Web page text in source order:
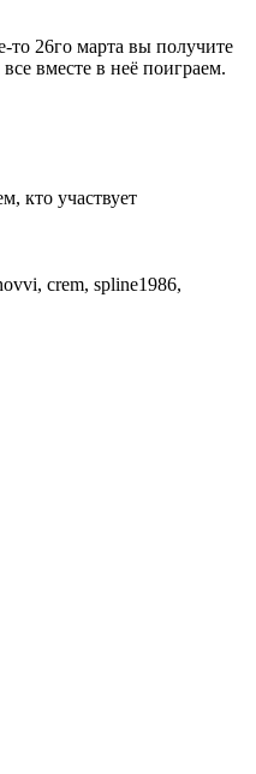
то 26го марта вы получите
вместе в неё поиграем.
кто участвует
crem, spline1986,